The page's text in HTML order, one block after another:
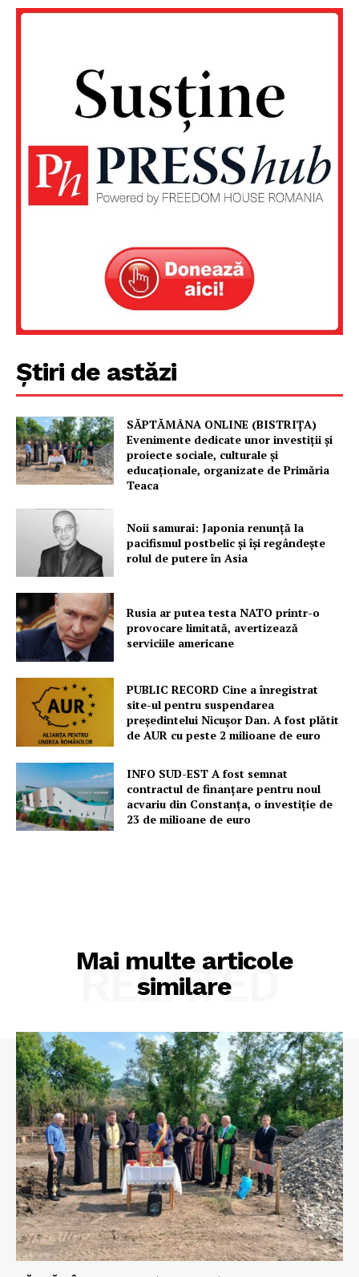
Un proiect
FREEDOM HOUSE ROMÂNIA
PRESShub
Despre noi / Echipa
Proiecte editoriale
Rețea
Contact
Știri de astăzi
SĂPTĂMÂNA ONLINE (BISTRIȚA)
Evenimente dedicate unor investiții și
proiecte sociale, culturale și
educaționale, organizate de Primăria
Teaca
Noii samurai: Japonia renunță la
pacifismul postbelic și își regândește
rolul de putere în Asia
Rusia ar putea testa NATO printr-o
provocare limitată, avertizează
serviciile americane
PUBLIC RECORD Cine a înregistrat
site-ul pentru suspendarea
președintelui Nicușor Dan. A fost plătit
de AUR cu peste 2 milioane de euro
INFO SUD-EST A fost semnat
contractul de finanțare pentru noul
acvariu din Constanța, o investiție de
23 de milioane de euro
Mai multe articole
similare
RELATED